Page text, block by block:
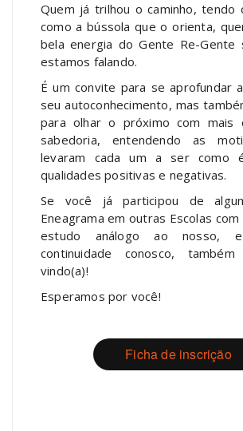
Quem já trilhou o caminho, tendo
como a bússola que o orienta,
bela energia do Gente Re-Gente
estamos falando.
É um convite para se aprofundar
seu autoconhecimento, mas
para olhar o próximo com mais
sabedoria, entendendo as
levaram cada um a ser como
qualidades positivas e negativas.
Se você já participou de
Eneagrama em outras Escolas
estudo análogo ao nosso,
continuidade conosco,
vindo(a)!
Esperamos por você!
Ficha de inscrição